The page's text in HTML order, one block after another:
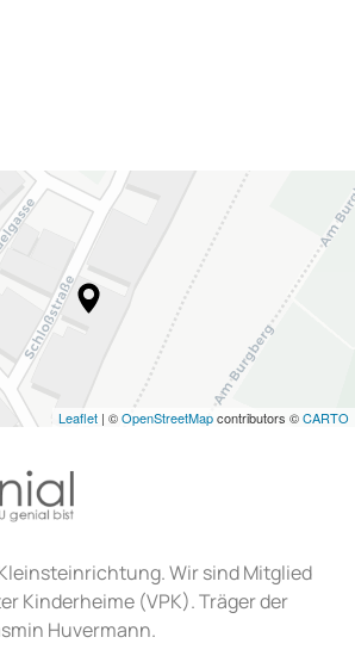
Leaflet | ©OpenStreetMapcontributors ©CARTO
Wir sind Mitglied
Kinderheime (VPK). Träger der
Huvermann.